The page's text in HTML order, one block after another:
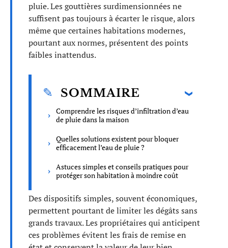
pluie. Les gouttières surdimensionnées ne
suffisent pas toujours à écarter le risque, alors
même que certaines habitations modernes,
pourtant aux normes, présentent des points
faibles inattendus.
SOMMAIRE
Comprendre les risques d’infiltration d’eau
de pluie dans la maison
Quelles solutions existent pour bloquer
efficacement l’eau de pluie ?
Astuces simples et conseils pratiques pour
protéger son habitation à moindre coût
Des dispositifs simples, souvent économiques,
permettent pourtant de limiter les dégâts sans
grands travaux. Les propriétaires qui anticipent
ces problèmes évitent les frais de remise en